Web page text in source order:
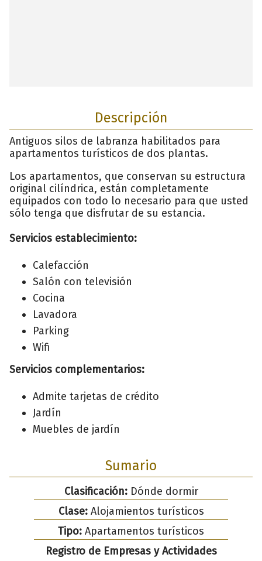
Descripción
Antiguos silos de labranza habilitados para
apartamentos turísticos de dos plantas.
Los apartamentos, que conservan su estructura
original cilíndrica, están completamente
equipados con todo lo necesario para que usted
sólo tenga que disfrutar de su estancia.
Servicios establecimiento:
Calefacción
Salón con televisión
Cocina
Lavadora
Parking
Wifi
Servicios complementarios:
Admite tarjetas de crédito
Jardín
Muebles de jardín
Sumario
Clasificación:Dónde dormir
Clase:Alojamientos turísticos
Tipo: Apartamentos turísticos
Registro de Empresas y Actividades